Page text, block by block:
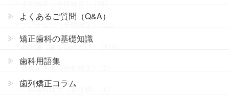
非抜歯（歯を抜かない） (416)
顎矯正手術（外科矯正） (2)
一般歯科連携（被せ物） (6)
よくあるご質問（Q&A）
矯正歯科の基礎知識
歯科用語集
歯列矯正コラム